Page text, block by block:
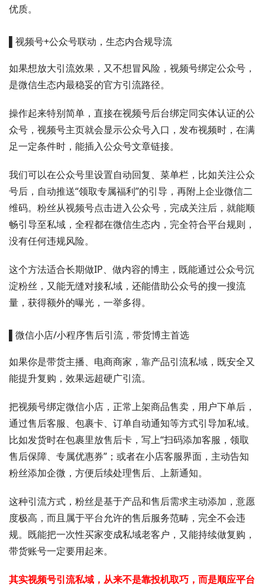
优质。
▌视频号+公众号联动，生态内合规导流
如果想放大引流效果，又不想冒风险，视频号绑定公众号，
是微信生态内最稳妥的官方引流路径。
操作起来特别简单，直接在视频号后台绑定同实体认证的公
众号，视频号主页就会显示公众号入口，发布视频时，在满
足一定条件时，能插入公众号文章链接。
我们可以在公众号里设置自动回复、菜单栏，比如关注公众
号后，自动推送“领取专属福利”的引导，再附上企业微信二
维码。粉丝从视频号点击进入公众号，完成关注后，就能顺
畅引导至私域，全程都在微信生态内，完全符合平台规则，
没有任何违规风险。
这个方法适合长期做IP、做内容的博主，既能通过公众号沉
淀粉丝，又能无缝对接私域，还能借助公众号的搜一搜流
量，获得额外的曝光，一举多得。
▌微信小店/小程序售后引流，带货博主首选
如果你是带货主播、电商商家，靠产品引流私域，既安全又
能提升复购，效果远超硬广引流。
把视频号绑定微信小店，正常上架商品售卖，用户下单后，
通过售后客服、包裹卡、订单自动通知等方式引导加私域。
比如发货时在包裹里放售后卡，写上“扫码添加客服，领取
售后保障、专属优惠券”；或者在小店客服界面，主动告知
粉丝添加企微，方便后续处理售后、上新通知。
这种引流方式，粉丝是基于产品和售后需求主动添加，意愿
度极高，而且属于平台允许的售后服务范畴，完全不会违
规。既能把一次性买家变成私域老客户，又能持续做复购，
带货账号一定要用起来。
其实视频号引流私域，从来不是靠投机取巧，而是顺应平台